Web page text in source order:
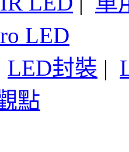
LED
LED封裝 |
點